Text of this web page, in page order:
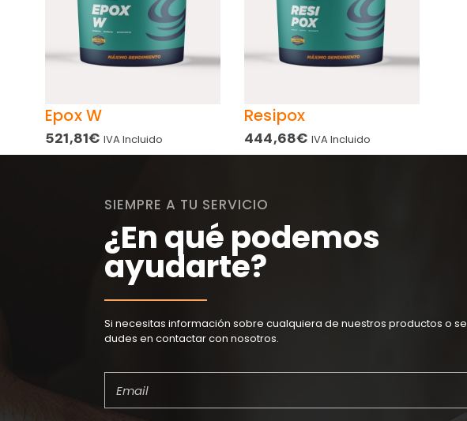
Epox W
521,81€ IVA Incluido
Resipox
444,68€ IVA Incluido
SIEMPRE A TU SERVICIO
¿En qué podemos
ayudarte?
Si necesitas información sobre cualquiera de nuestros productos o
dudes en contactar con nosotros.